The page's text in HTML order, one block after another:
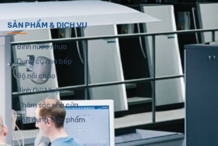
SẢN PHẨM & DỊCH VỤ
Bình nước nhựa
Dụng cụ nhà bếp
Bộ nồi chảo
Bình Giữ Nhiệt
Chăm sóc nhà cửa
Hộp đựng thực phẩm